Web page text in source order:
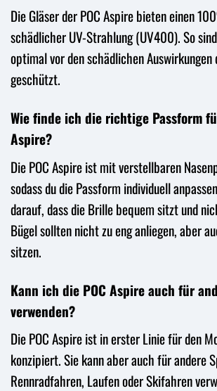
Die Gläser der POC Aspire bieten einen
schädlicher UV-Strahlung (UV400). So
optimal vor den schädlichen Auswirkungen
geschützt.
Wie finde ich die richtige Passform
Aspire?
Die POC Aspire ist mit verstellbaren
sodass du die Passform individuell
darauf, dass die Brille bequem sitzt und
Bügel sollten nicht zu eng anliegen, aber
sitzen.
Kann ich die POC Aspire auch für
verwenden?
Die POC Aspire ist in erster Linie für den
konzipiert. Sie kann aber auch für andere
Rennradfahren, Laufen oder Skifahren